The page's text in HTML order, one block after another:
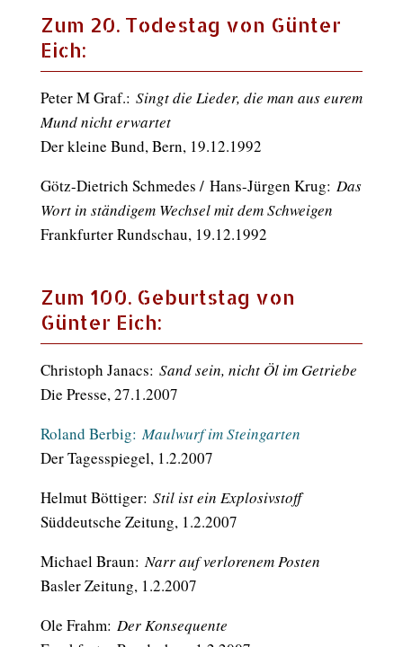
Zum 20. Todestag von Günter
Eich:
Peter M Graf.: Singt die Lieder, die man aus eurem
Mund nicht erwartet
Der kleine Bund, Bern, 19.12.1992
Götz-Dietrich Schmedes / Hans-Jürgen Krug: Das
Wort in ständigem Wechsel mit dem Schweigen
Frankfurter Rundschau, 19.12.1992
Zum 100. Geburtstag von
Günter Eich:
Christoph Janacs: Sand sein, nicht Öl im Getriebe
Die Presse, 27.1.2007
Roland Berbig: Maulwurf im Steingarten
Der Tagesspiegel, 1.2.2007
Helmut Böttiger: Stil ist ein Explosivstoff
Süddeutsche Zeitung, 1.2.2007
Michael Braun: Narr auf verlorenem Posten
Basler Zeitung, 1.2.2007
Ole Frahm: Der Konsequente